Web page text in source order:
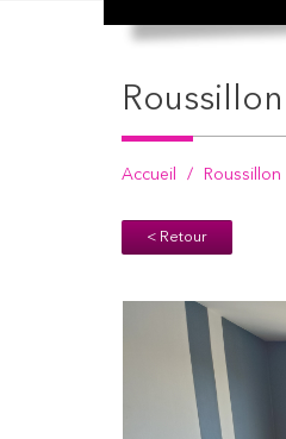
Accueil Roussillon
< Retour